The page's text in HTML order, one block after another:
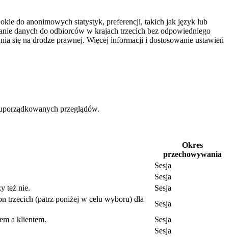
do anonimowych statystyk, preferencji, takich jak język lub
danych do odbiorców w krajach trzecich bez odpowiedniego
się na drodze prawnej. Więcej informacji i dostosowanie ustawień
przeglądów.
Okres
przechowywania
Sesja
Sesja
też nie.
Sesja
trzecich (patrz poniżej w celu wyboru) dla
Sesja
a klientem.
Sesja
Sesja